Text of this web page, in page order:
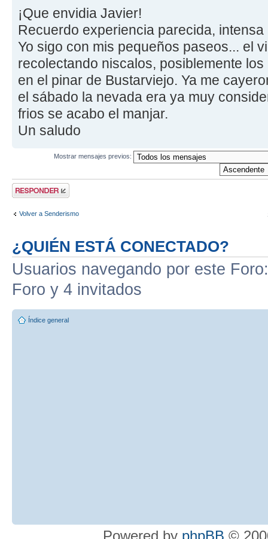
¡Que envidia Javier!
Recuerdo experiencia parecida,
Yo sigo con mis pequeños paseos... el
recolectando niscalos, posiblemente
en el pinar de Bustarviejo. Ya me
el sábado la nevada era ya muy
frios se acabo el manjar.
Un saludo
Mostrar mensajes previos:
Publicar una
respuesta
Volver a Senderismo
¿QUIÉN ESTÁ CONECTADO?
Usuarios navegando por este
Foro y 4 invitados
Índice general
Powered by phpBB ©